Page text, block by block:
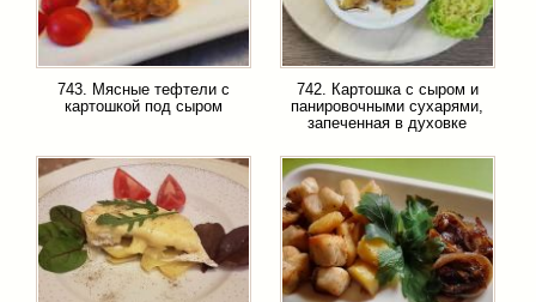
743. Мясные тефтели с
картошкой под сыром
742. Картошка с сыром и
панировочными сухарями,
запеченная в духовке